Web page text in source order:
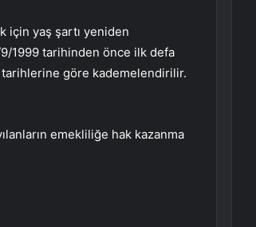
için yaş şartı yeniden
1999 tarihinden önce ilk defa
​​tarihlerine göre kademelendirilir.
emekliliğe hak kazanma